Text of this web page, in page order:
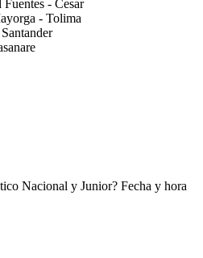
- Cesar
- Tolima
Nacional y Junior? Fecha y hora